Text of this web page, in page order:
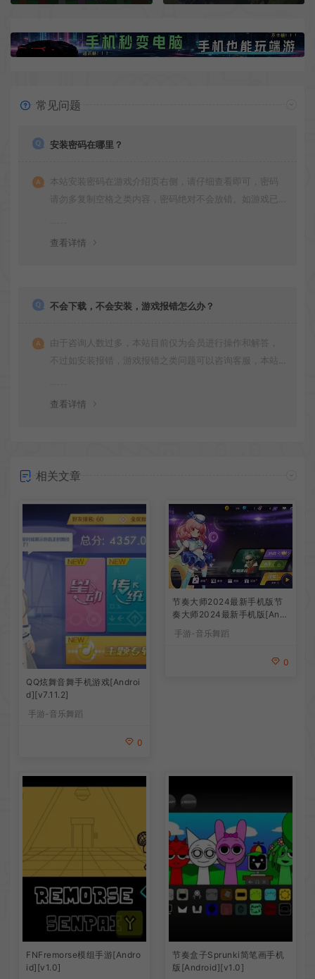
常见问题
安装密码在哪里？
本站安装密码在游戏介绍页右侧，请仔细查看即可，密码
请勿多复制空格之类内容，密码绝对不会放错。如游戏已
查看详情
不会下载，不会安装，游戏报错怎么办？
由于咨询人数过多，本站目前仅为会员进行操作和解答，
不过如安装报错，游戏报错之类问题可以咨询客服，本站
查看详情
相关文章
QQ炫舞音舞手机游戏[Androi
d][v7.11.2]
手游-音乐舞蹈
0
节奏大师2024最新手机版节
奏大师2024最新手机版[Andr
oid][v2.9.12.29137]
手游-音乐舞蹈
0
FNFremorse模组手游[Andro
id][v1.0]
节奏盒子Sprunki简笔画手机
版[Android][v1.0]